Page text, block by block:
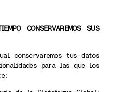
CONSERVAREMOS SUS
conservaremos tus datos
para las que los